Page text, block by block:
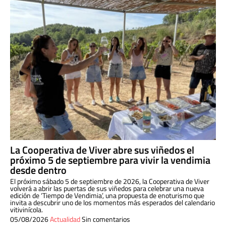
La Cooperativa de Viver abre sus viñedos el
próximo 5 de septiembre para vivir la vendimia
desde dentro
El próximo sábado 5 de septiembre de 2026, la Cooperativa de Viver
volverá a abrir las puertas de sus viñedos para celebrar una nueva
edición de ‘Tiempo de Vendimia’, una propuesta de enoturismo que
invita a descubrir uno de los momentos más esperados del calendario
vitivinícola.
05/08/2026ActualidadSin comentarios